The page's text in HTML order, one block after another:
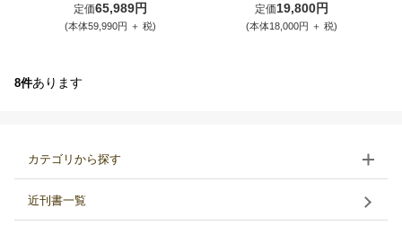
定価65,989円
(本体59,990円 ＋ 税)
定価19,800円
(本体18,000円 ＋ 税)
8件あります
カテゴリから探す
近刊書一覧